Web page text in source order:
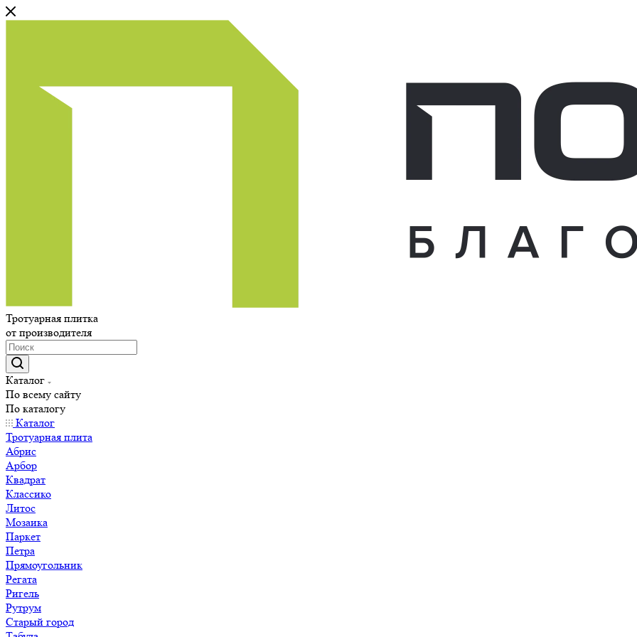
Тротуарная плитка
от производителя
Каталог
По всему сайту
По каталогу
Каталог
Тротуарная плита
Абрис
Арбор
Квадрат
Классико
Литос
Мозаика
Паркет
Петра
Прямоугольник
Регата
Ригель
Рутрум
Старый город